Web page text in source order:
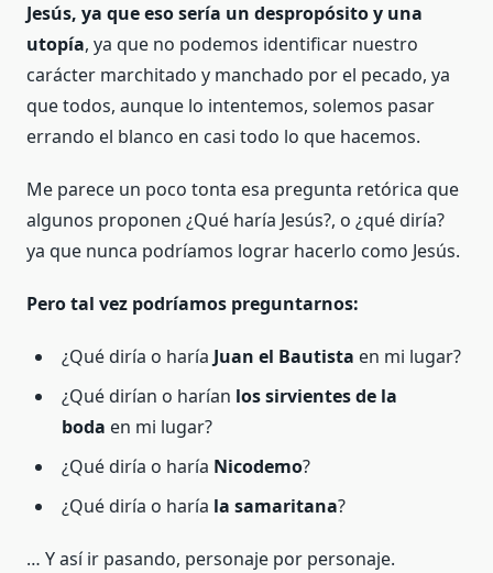
Jesús, ya que eso sería un despropósito y una
utopía, ya que no podemos identificar nuestro
carácter marchitado y manchado por el pecado, ya
que todos, aunque lo intentemos, solemos pasar
errando el blanco en casi todo lo que hacemos.
Me parece un poco tonta esa pregunta retórica que
algunos proponen ¿Qué haría Jesús?, o ¿qué diría?
ya que nunca podríamos lograr hacerlo como Jesús.
Pero tal vez podríamos preguntarnos:
¿Qué diría o haría Juan el Bautista en mi lugar?
¿Qué dirían o harían los sirvientes de la
boda en mi lugar?
¿Qué diría o haría Nicodemo?
¿Qué diría o haría la samaritana?
… Y así ir pasando, personaje por personaje.